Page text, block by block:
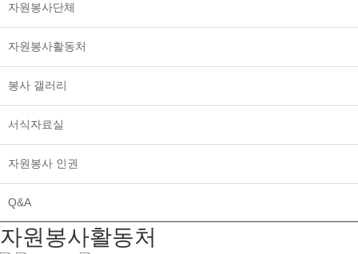
자원봉사단체
자원봉사활동처
봉사 갤러리
서식자료실
자원봉사 인권
Q&A
자원봉사활동처